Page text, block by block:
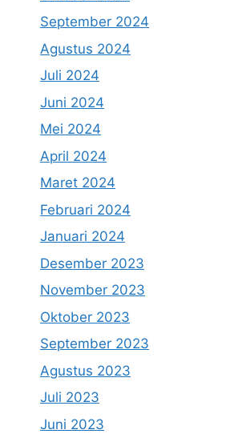
September 2024
Agustus 2024
Juli 2024
Juni 2024
Mei 2024
April 2024
Maret 2024
Februari 2024
Januari 2024
Desember 2023
November 2023
Oktober 2023
September 2023
Agustus 2023
Juli 2023
Juni 2023